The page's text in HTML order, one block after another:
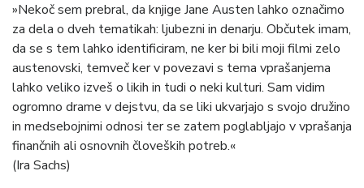
»Nekoč sem prebral, da knjige Jane Austen lahko označimo
za dela o dveh tematikah: ljubezni in denarju. Občutek imam,
da se s tem lahko identificiram, ne ker bi bili moji filmi zelo
austenovski, temveč ker v povezavi s tema vprašanjema
lahko veliko izveš o likih in tudi o neki kulturi. Sam vidim
ogromno drame v dejstvu, da se liki ukvarjajo s svojo družino
in medsebojnimi odnosi ter se zatem poglabljajo v vprašanja
finančnih ali osnovnih človeških potreb.«
(Ira Sachs)